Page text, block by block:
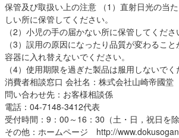
保管及び取扱い上の注意 （1）直射日光の当
しい所に保管してください。
（2）小児の手の届かない所に保管してくださ
（3）誤用の原因になったり品質が変わるこ
容器に入れ替えないでください。
（4）使用期限を過ぎた製品は服用しないでく
消費者相談窓口 会社名：株式会社山崎帝國堂
問い合わせ先：お客様相談係
電話：04-7148-3412代表
受付時間：9：00～16：30（土・日，祝日を除
その他：ホームページ http://